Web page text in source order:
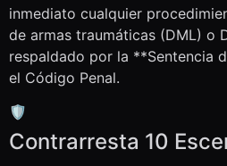
inmediato cualquier
de armas traumáticas (DML) o
respaldado por la **Sentencia
el Código Penal.
🛡️
Contrarresta 10